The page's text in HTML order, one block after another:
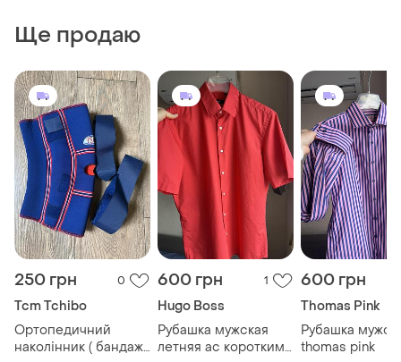
Ще продаю
250 грн 0
Tcm Tchibo
Ортопедичний
наколінник ( бандаж
600 грн 1
Hugo Boss
Рубашка мужская
летняя ас короткими
600 грн
Thomas Pink
Рубашка
thomas pink